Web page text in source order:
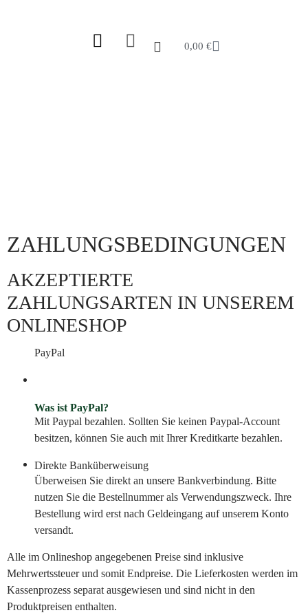
0,00 €
ZAHLUNGSBEDINGUNGEN
AKZEPTIERTE
ZAHLUNGSARTEN IN UNSEREM
ONLINESHOP
PayPal
Was ist PayPal?
Mit Paypal bezahlen. Sollten Sie keinen Paypal-Account
besitzen, können Sie auch mit Ihrer Kreditkarte bezahlen.
Direkte Banküberweisung
Überweisen Sie direkt an unsere Bankverbindung. Bitte
nutzen Sie die Bestellnummer als Verwendungszweck. Ihre
Bestellung wird erst nach Geldeingang auf unserem Konto
versandt.
Alle im Onlineshop angegebenen Preise sind inklusive
Mehrwertssteuer und somit Endpreise. Die Lieferkosten werden im
Kassenprozess separat ausgewiesen und sind nicht in den
Produktpreisen enthalten.